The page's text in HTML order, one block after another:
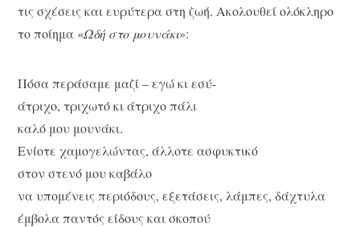
τις σχέσεις και ευρύτερα στη ζωή. Ακολουθεί ολόκληρο
το ποίημα «Ωδή στο μουνάκι»:
Πόσα περάσαμε μαζί – εγώ κι εσύ-
άτριχο, τριχωτό κι άτριχο πάλι
καλό μου μουνάκι.
Ενίοτε χαμογελώντας, άλλοτε ασφυκτικό
στον στενό μου καβάλο
να υπομένεις περιόδους, εξετάσεις, λάμπες, δάχτυλα
έμβολα παντός είδους και σκοπού